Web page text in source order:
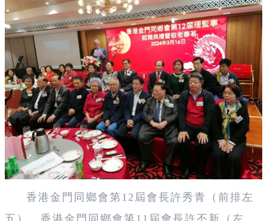
香港金門同鄉會第12屆會長許秀青（前排左